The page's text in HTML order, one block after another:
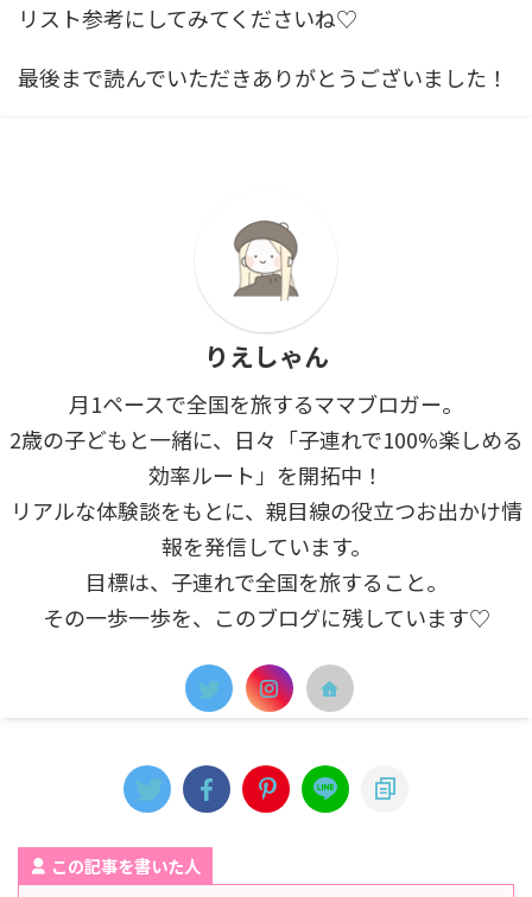
リスト参考にしてみてくださいね♡
最後まで読んでいただきありがとうございました！
りえしゃん
月1ペースで全国を旅するママブロガー。
2歳の子どもと一緒に、日々「子連れで100%楽しめる
効率ルート」を開拓中！
リアルな体験談をもとに、親目線の役立つお出かけ情
報を発信しています。
目標は、子連れで全国を旅すること。
その一歩一歩を、このブログに残しています♡
この記事を書いた人